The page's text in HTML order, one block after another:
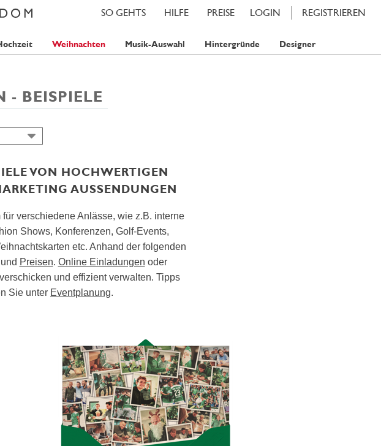
LOGIN REGISTRIEREN
PREISE
HILFE
SO GEHTS
Weihnachten Musik-Auswahl Hintergründe Designer
- BEISPIELE
VON HOCHWERTIGEN
AUSSENDUNGEN
verschiedene Anlässe, wie z.B. interne
Shows, Konferenzen, Golf-Events,
etc. Anhand der folgenden
Preisen. Online Einladungen oder
und effizient verwalten. Tipps
Sie unter Eventplanung.